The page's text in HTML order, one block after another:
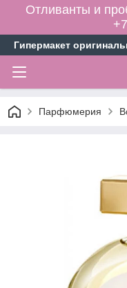
Отливанты и
Гипермакет
Парфюмерия